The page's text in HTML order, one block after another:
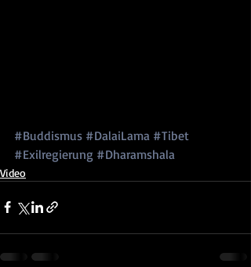
#Buddismus #DalaiLama #Tibet
#Exilregierung #Dharamshala
Video